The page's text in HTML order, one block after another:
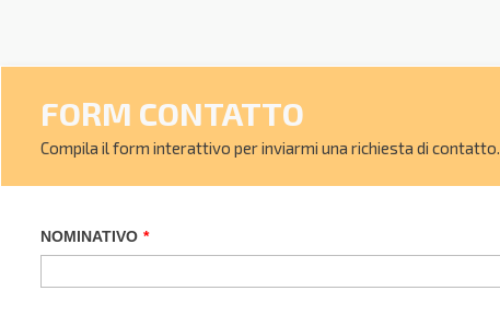
FORM CONTATTO
Compila il form interattivo per inviarmi una richiesta di contatto.
NOMINATIVO *